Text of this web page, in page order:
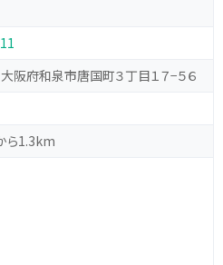
阪府和泉市唐国町３丁目１７−５６
ら1.3km